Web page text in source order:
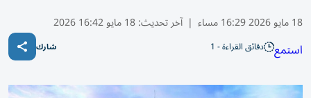
18 مايو 2026 16:29 مساء | آخر تحديث:18 مايو 16:42 2026
استمع دقائق القراءة - 1 شارك